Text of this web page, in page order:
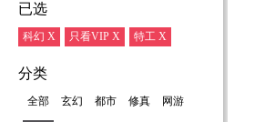
已选
科幻 X 只看VIP X 特工 X
分类
全部 玄幻 都市 修真 网游